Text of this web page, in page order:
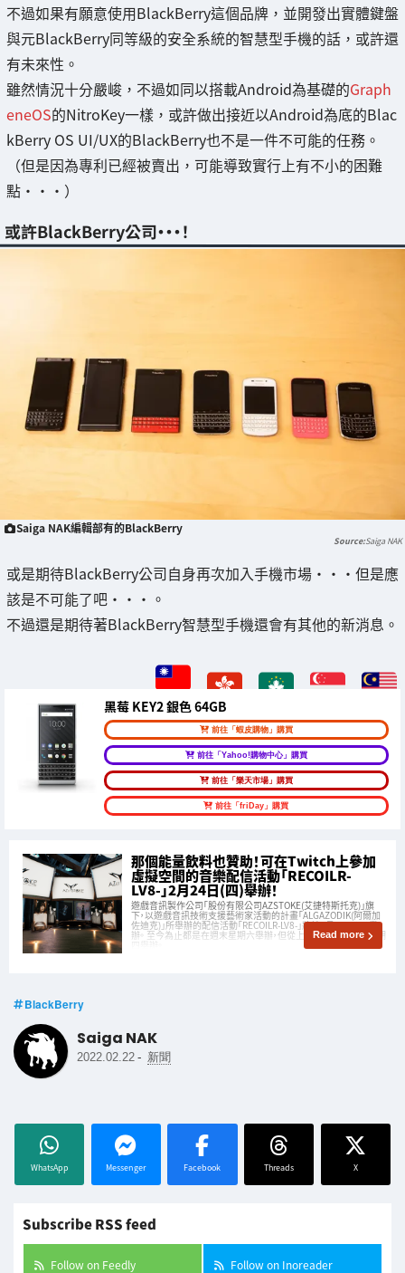
不過如果有願意使用BlackBerry這個品牌，並開發出實體鍵盤
與元BlackBerry同等級的安全系統的智慧型手機的話，或許還
有未來性。
雖然情況十分嚴峻，不過如同以搭載Android為基礎的Graph
eneOS的NitroKey一樣，或許做出接近以Android為底的Blac
kBerry OS UI/UX的BlackBerry也不是一件不可能的任務。
（但是因為專利已經被賣出，可能導致實行上有不小的困難
點・・・）
或許BlackBerry公司・・・！
Saiga NAK編輯部有的BlackBerry
Saiga NAK
或是期待BlackBerry公司自身再次加入手機市場・・・但是應
該是不可能了吧・・・。
不過還是期待著BlackBerry智慧型手機還會有其他的新消息。
黑莓 KEY2 銀色 64GB
前往「蝦皮購物」購買
前往「Yahoo!購物中心」購買
前往「樂天市場」購買
前往「friDay」購買
那個能量飲料也贊助！可在Twitch上參加
虛擬空間的音樂配信活動「RECOILR-
LV8-」2月24日(四)舉辦！
遊戲音訊製作公司「股份有限公司AZSTOKE(艾捷特斯托克)」旗
下，以遊戲音訊技術支援藝術家活動的計畫「ALGAZODIK(阿爾加
佐迪克)」所舉辦的配信活動「RECOILR-LV8-」將於2月24日(四)舉
辦。 至今為止都是在週末星期六舉辦，但從上次開始改為平日星期
Read more
BlackBerry
Saiga NAK
2022.02.22 - 新聞
WhatsApp Messenger Facebook Threads X
Subscribe RSS feed
Follow on Feedly Follow on Inoreader